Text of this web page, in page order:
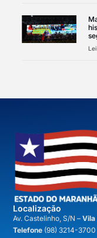
Localização
Av. Castelinho, S/N –
Telefone (98) 3214-3700